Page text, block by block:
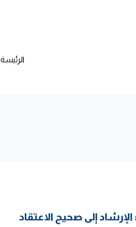
الرئيسة
الإرشاد إلى صحيح الاعتقاد